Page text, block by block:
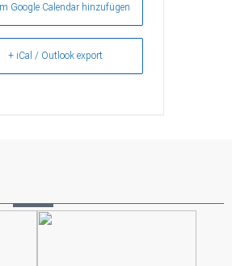
Google Calendar hinzufügen
+ iCal / Outlook export